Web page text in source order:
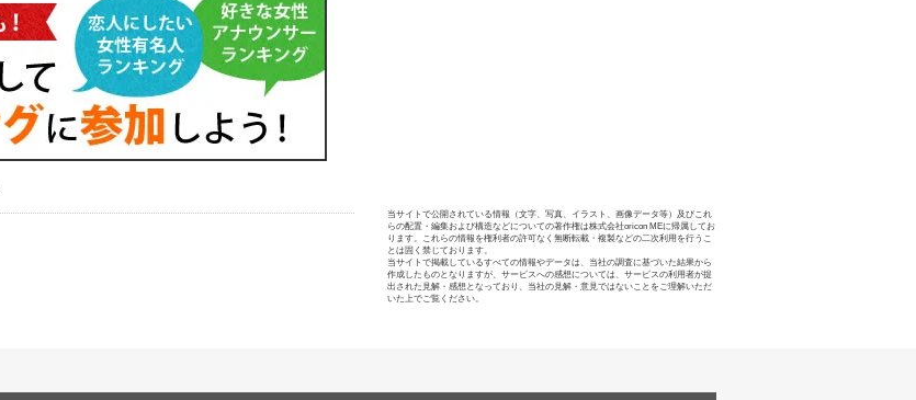
当サイトで公開されている情報（文字、写真、イラスト、画像データ等）及びこれ
らの配置・編集および構造などについての著作権は株式会社oricon MEに帰属してお
ります。これらの情報を権利者の許可なく無断転載・複製などの二次利用を行うこ
とは固く禁じております。
当サイトで掲載しているすべての情報やデータは、当社の調査に基づいた結果から
作成したものとなりますが、サービスへの感想については、サービスの利用者が提
出された見解・感想となっており、当社の見解・意見ではないことをご理解いただ
いた上でご覧ください。